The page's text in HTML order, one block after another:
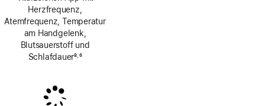
Herzfrequenz,
Atemfrequenz, Temperatur
am Handgelenk,
Blutsauerstoff und
Schlafdauer8, 6